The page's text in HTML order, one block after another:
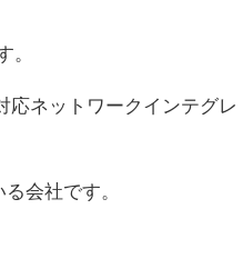
。
応ネットワークインテグレ
会社です。